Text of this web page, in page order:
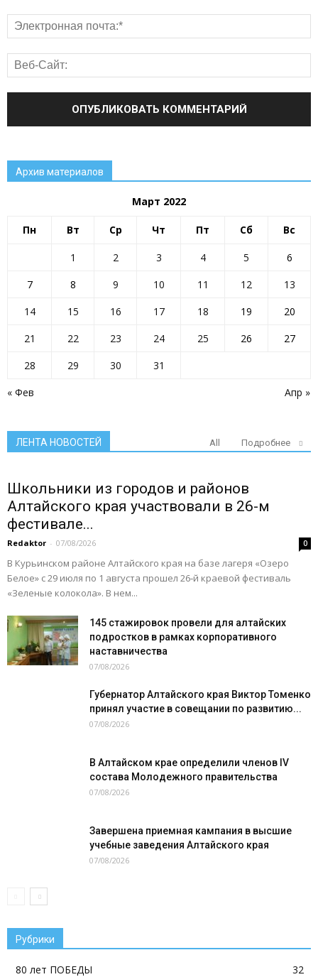
Архив материалов
Март 2022
Пн Вт Ср Чт Пт Сб Вс
« Фев Апр »
1 2 3 4 5
6
7
8 9 10 11 12
13
14
15 16 17 18 19
20
21
22 23 24 25 26
27
28
29 30 31
ЛЕНТА НОВОСТЕЙ All Подробнее
Школьники из городов и районов
Алтайского края участвовали в 26-м
фестивале...
Redaktor - 07/08/2026 0
В Курьинском районе Алтайского края на базе лагеря «Озеро
Белое» с 29 июля по 1 августа прошел 26‑й краевой фестиваль
«Зеленые колокола». В нем...
145 стажировок провели для алтайских
подростков в рамках корпоративного
наставничества
07/08/2026
Губернатор Алтайского края Виктор Томенко
принял участие в совещании по развитию...
07/08/2026
В Алтайском крае определили членов IV
состава Молодежного правительства
07/08/2026
Завершена приемная кампания в высшие
учебные заведения Алтайского края
07/08/2026
Рубрики
80 лет ПОБЕДЫ
32